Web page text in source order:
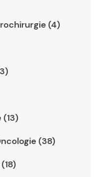
(4)
(38)